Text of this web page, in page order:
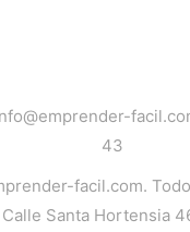
43
facil.com.
Santa Hortensia